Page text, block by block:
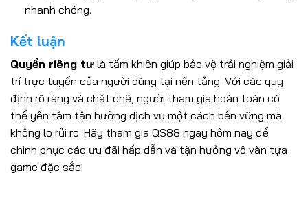
nhanh chóng.
Kết luận
Quyền riêng tư là tấm khiên giúp bảo vệ trải nghiệm giải
trí trực tuyến của người dùng tại nền tảng. Với các quy
định rõ ràng và chặt chẽ, người tham gia hoàn toàn có
thể yên tâm tận hưởng dịch vụ một cách bền vững mà
không lo rủi ro. Hãy tham gia QS88 ngay hôm nay để
chinh phục các ưu đãi hấp dẫn và tận hưởng vô vàn tựa
game đặc sắc!